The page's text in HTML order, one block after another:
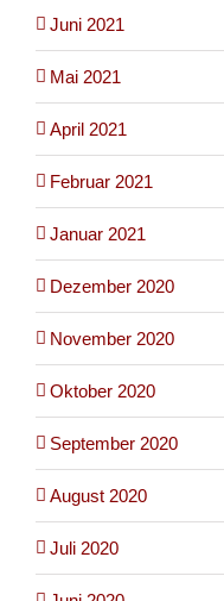
Juni 2021
Mai 2021
April 2021
Februar 2021
Januar 2021
Dezember 2020
November 2020
Oktober 2020
September 2020
August 2020
Juli 2020